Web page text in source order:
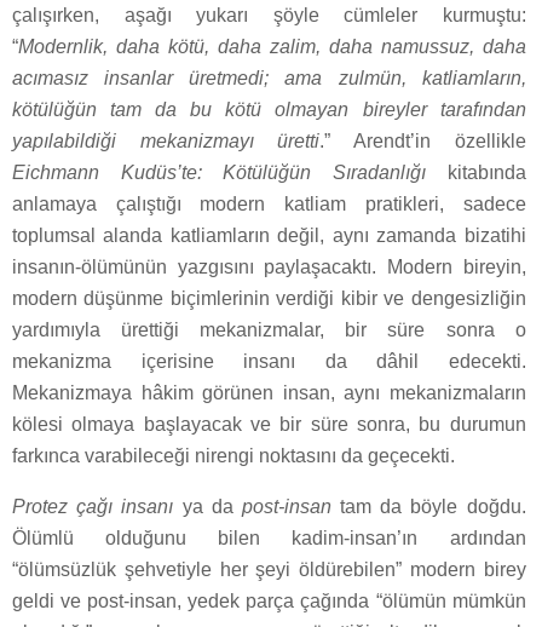
çalışırken, aşağı yukarı şöyle cümleler kurmuştu:
“Modernlik, daha kötü, daha zalim, daha namussuz, daha
acımasız insanlar üretmedi; ama zulmün, katliamların,
kötülüğün tam da bu kötü olmayan bireyler tarafından
yapılabildiği mekanizmayı üretti.” Arendt’in özellikle
Eichmann Kudüs’te: Kötülüğün Sıradanlığı
kitabında
anlamaya çalıştığı modern katliam pratikleri, sadece
toplumsal alanda katliamların değil, aynı zamanda bizatihi
insanın-ölümünün yazgısını paylaşacaktı. Modern bireyin,
modern düşünme biçimlerinin verdiği kibir ve dengesizliğin
yardımıyla ürettiği mekanizmalar, bir süre sonra o
mekanizma içerisine insanı da dâhil edecekti.
Mekanizmaya hâkim görünen insan, aynı mekanizmaların
kölesi olmaya başlayacak ve bir süre sonra, bu durumun
farkınca varabileceği nirengi noktasını da geçecekti.
Protez çağı insanı ya da post-insantam da böyle doğdu.
Ölümlü olduğunu bilen kadim-insan’ın ardından
“ölümsüzlük şehvetiyle her şeyi öldürebilen” modern birey
geldi ve post-insan, yedek parça çağında “ölümün mümkün